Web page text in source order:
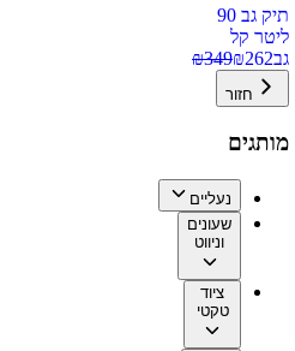
תיק גב 90
ליטר קל
גב
₪262
₪349
חזור
מותגים
נעליים
שעונים
וניווט
ציוד
טקטי